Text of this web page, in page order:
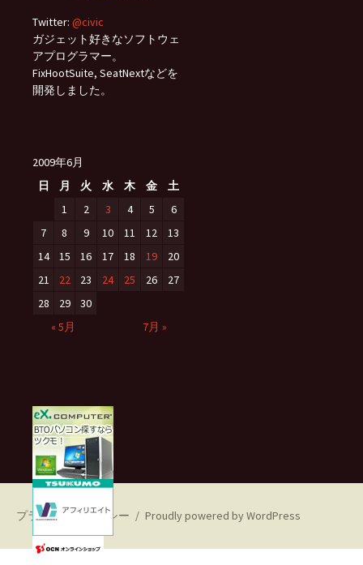
Twitter: @civic
ガジェット好きなソフトウェ
アプログラマー。
FixHootSuite, SeatNextなどを
開発しました。
2009年6月
日
月 火 水 木 金
土
1
2 3 4 5
6
7
8 9 10 11 12
13
14
15 16 17 18 19
20
21
22 23 24 25 26
27
28
29
30
« 5月
7月 »
プライバシーポリシー Proudly powered by WordPress